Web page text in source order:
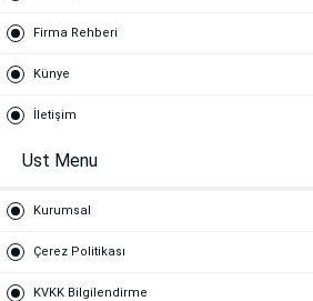
Firma Rehberi
Künye
İletişim
Ust Menu
Kurumsal
Çerez Politikası
KVKK Bilgilendirme